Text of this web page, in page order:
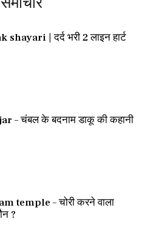
| दर्द भरी 2 लाइन हार्ट
– चंबल के बदनाम डाकू की कहानी
temple – चोरी करने वाला
?